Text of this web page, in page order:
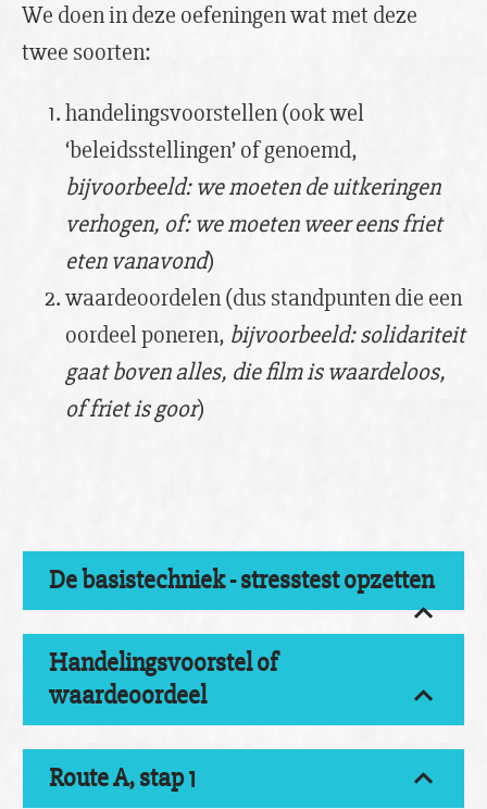
We doen in deze oefeningen wat met deze
twee soorten:
handelingsvoorstellen (ook wel
‘beleidsstellingen’ of genoemd,
bijvoorbeeld: we moeten de uitkeringen
verhogen, of: we moeten weer eens friet
eten vanavond)
waardeoordelen (dus standpunten die een
oordeel poneren, bijvoorbeeld: solidariteit
gaat boven alles, die film is waardeloos,
of friet is goor)
De basistechniek - stresstest opzetten
Handelingsvoorstel of
waardeoordeel
Route A, stap 1